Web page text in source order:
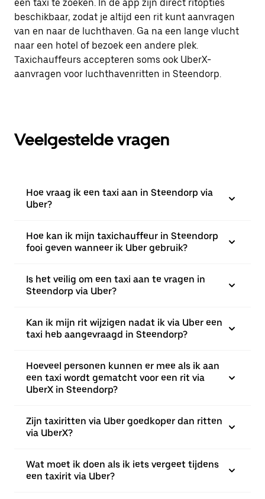
een taxi te zoeken. In de app zijn direct ritopties
beschikbaar, zodat je altijd een rit kunt aanvragen
van en naar de luchthaven. Ga na een lange vlucht
naar een hotel of bezoek een andere plek.
Taxichauffeurs accepteren soms ook UberX-
aanvragen voor luchthavenritten in Steendorp.
Veelgestelde vragen
Hoe vraag ik een taxi aan in Steendorp via
Uber?
Hoe kan ik mijn taxichauffeur in Steendorp
fooi geven wanneer ik Uber gebruik?
Is het veilig om een taxi aan te vragen in
Steendorp via Uber?
Kan ik mijn rit wijzigen nadat ik via Uber een
taxi heb aangevraagd in Steendorp?
Hoeveel personen kunnen er mee als ik aan
een taxi wordt gematcht voor een rit via
UberX in Steendorp?
Zijn taxiritten via Uber goedkoper dan ritten
via UberX?
Wat moet ik doen als ik iets vergeet tijdens
een taxirit via Uber?